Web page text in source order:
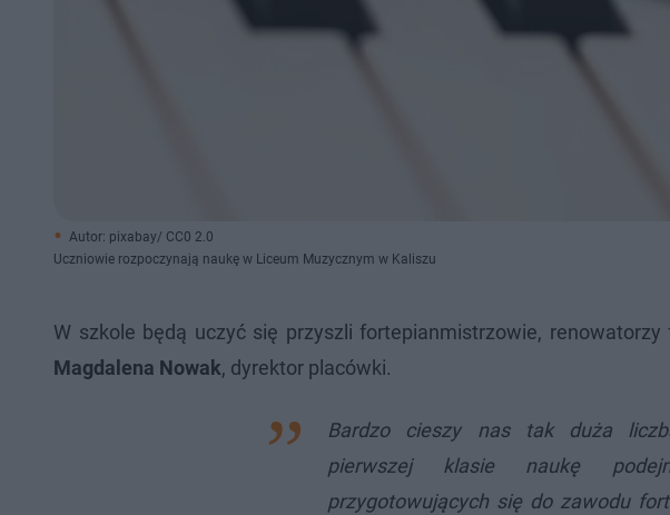
Autor: pixabay/ CC0 2.0
Uczniowie rozpoczynają naukę w Liceum Muzycznym w Kaliszu
W szkole będą uczyć się przyszli fortepianmistrzowie,
Magdalena Nowak, dyrektor placówki.
Bardzo cieszy nas tak duża
pierwszej klasie naukę
przygotowujących się do zawodu